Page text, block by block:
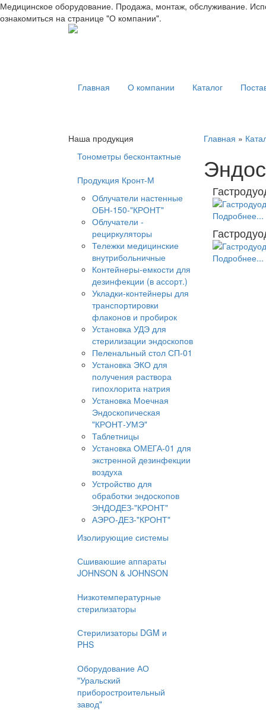
Медицинское оборудование. Продажа, монтаж, обслуживание.
ознакомиться на странице "О компании".
Главная О компании Каталог
Наша продукция
Тонометры бесконтактные
Продукция Кронт-М
Облучатели настенные
ОБН-150-"КРОНТ"
Облучатели -
рециркуляторы
Тележки медицинские
внутрибольничные
Контейнеры-емкости для
дезинфекции (в ассорт.)
Укладки-контейнеры для
транспортировки
флаконов и пробирок
Установка УДЭ для
стерилизации эндоскопов
Пеленальный стол СП-01
Установка ЭКО для
получения раствора
гипохлорита натрия
Установка Моечная
Эндоскопическая
"КРОНТ-УМЭ"
Таблетницы
Установка ОМЕГА-01 для
экстренной дезинфекции
воздуха
Устройство для
обработки эндоскопов
ЭНДОДЕЗ-"КРОНТ"
АЭРО-ДЕЗ-"КРОНТ"
Изолирующие системы
Сшиваюшие аппараты
JOHNSON & JOHNSON
Низкотемпературные
стерилизаторы
Стерилизаторы DGM и
PHS
Оборудование АО
"Уральский
приборостроительный
завод"
Главная »
Подробнее...
Подробнее...